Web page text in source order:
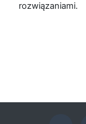
rozwiązaniami.